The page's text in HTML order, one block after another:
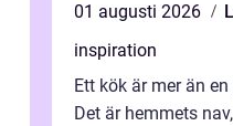
01 augusti 2026
inspiration
Ett kök är mer än
Det är hemmets